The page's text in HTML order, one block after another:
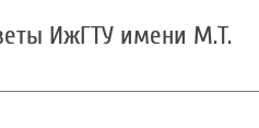
ИжГТУ имени М.Т.